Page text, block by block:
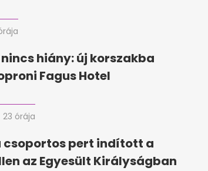
hiány: új korszakba
Fagus Hotel
23 órája
csoportos pert indított a
az Egyesült Királyságban